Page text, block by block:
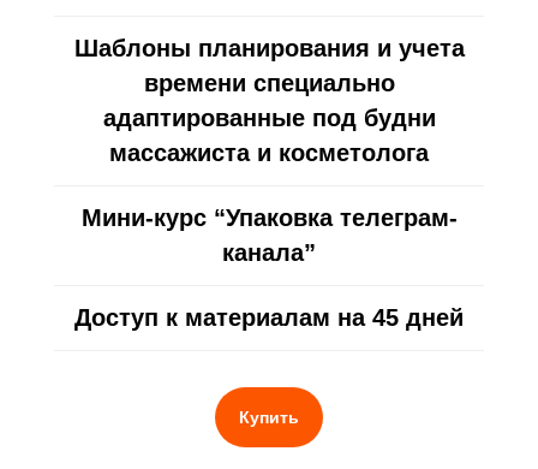
Шаблоны планирования и учета
времени специально
адаптированные под будни
массажиста и косметолога
Мини-курс “Упаковка телеграм-
канала”
Доступ к материалам на 45 дней
Купить